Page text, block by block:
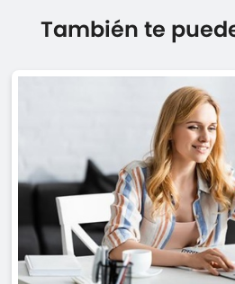
También te